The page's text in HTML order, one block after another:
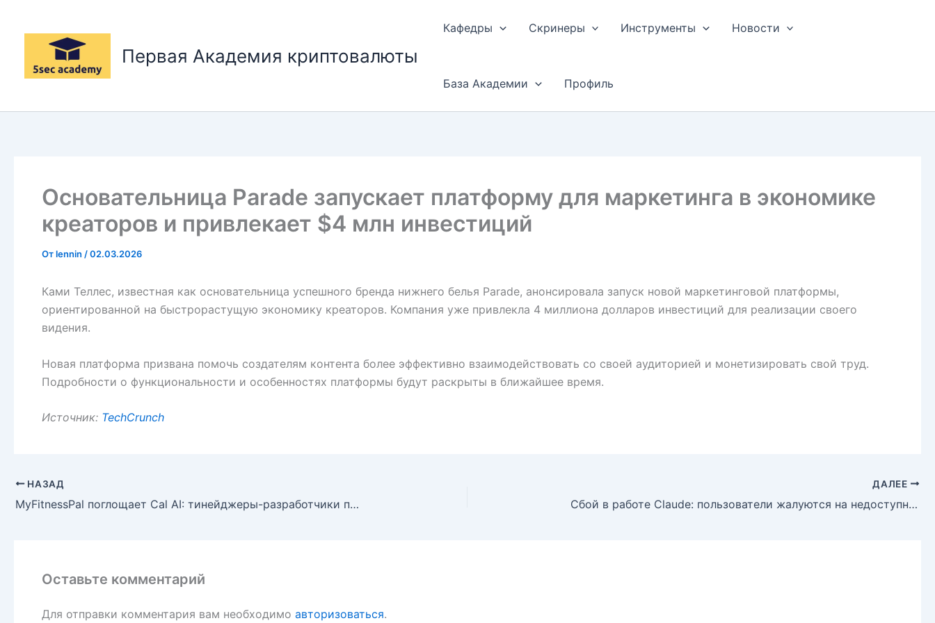
содержимому
Первая Академия криптовалюты
Кафедры Скринеры Инструменты Новости
База Академии Профиль
Основательница Parade запускает платформу для маркетинга в экономике
креаторов и привлекает $4 млн инвестиций
Отlennin /02.03.2026
Ками Теллес, известная как основательница успешного бренда нижнего белья Parade, анонсировала запуск новой маркетинговой платформы,
ориентированной на быстрорастущую экономику креаторов. Компания уже привлекла 4 миллиона долларов инвестиций для реализации своего
видения.
Новая платформа призвана помочь создателям контента более эффективно взаимодействовать со своей аудиторией и монетизировать свой труд.
Подробности о функциональности и особенностях платформы будут раскрыты в ближайшее время.
Источник: TechCrunch
НАЗАД
MyFitnessPal поглощает Cal AI: тинейджеры-разработчики покоряют рынок фитнес-приложений
ДАЛЕЕ
Сбой в работе Claude: пользователи жалуются на недоступность чат-бота Anthropic
Оставьте комментарий
Для отправки комментария вам необходимо авторизоваться.